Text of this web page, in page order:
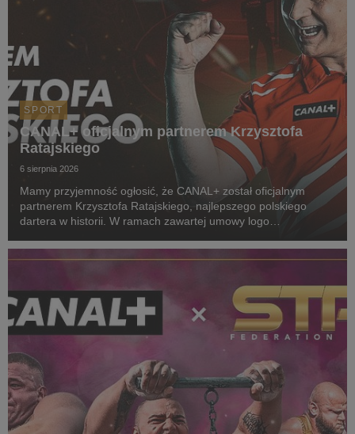
SPORT
CANAL+ oficjalnym partnerem Krzysztofa
Ratajskiego
6 sierpnia 2026
Mamy przyjemność ogłosić, że CANAL+ został oficjalnym
partnerem Krzysztofa Ratajskiego, najlepszego polskiego
dartera w historii. W ramach zawartej umowy logo
startowych naszego zawodnika podczas